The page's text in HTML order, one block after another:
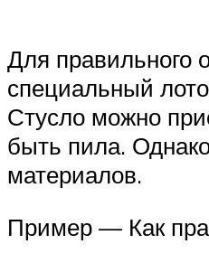
Для правильного
специальный
Стусло можно
быть пила.
материалов.
Пример — Как